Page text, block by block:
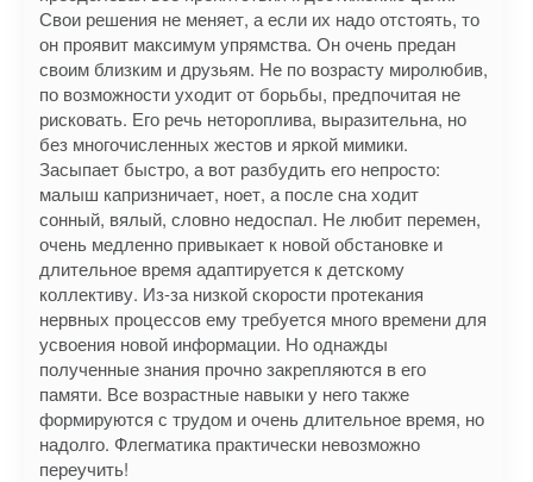
Свои решения не меняет, а если их надо отстоять, то
он проявит максимум упрямства. Он очень предан
своим близким и друзьям. Не по возрасту миролюбив,
по возможности уходит от борьбы, предпочитая не
рисковать. Его речь нетороплива, выразительна, но
без многочисленных жестов и яркой мимики.
Засыпает быстро, а вот разбудить его непросто:
малыш капризничает, ноет, а после сна ходит
сонный, вялый, словно недоспал. Не любит перемен,
очень медленно привыкает к новой обстановке и
длительное время адаптируется к детскому
коллективу. Из-за низкой скорости протекания
нервных процессов ему требуется много времени для
усвоения новой информации. Но однажды
полученные знания прочно закрепляются в его
памяти. Все возрастные навыки у него также
формируются с трудом и очень длительное время, но
надолго. Флегматика практически невозможно
переучить!